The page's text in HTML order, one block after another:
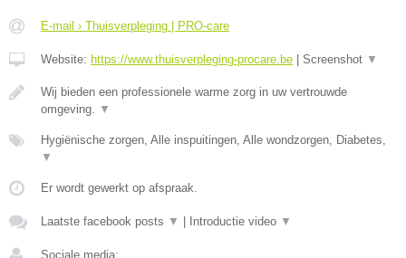
E-mail › Thuisverpleging | PRO-care
Website: https://www.thuisverpleging-procare.be | Screenshot ▼
Wij bieden een professionele warme zorg in uw vertrouwde
omgeving.
▼
Hygiënische zorgen, Alle inspuitingen, Alle wondzorgen, Diabetes,
▼
Er wordt gewerkt op afspraak.
Laatste facebook posts ▼ | Introductie video ▼
Sociale media: